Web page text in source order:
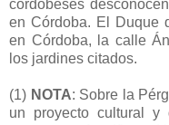
cordobeses
en Córdoba. El Duque
en Córdoba, la calle
los jardines citados.
(1) NOTA: Sobre la
un proyecto cultural